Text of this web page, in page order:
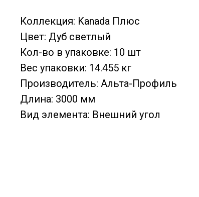
Коллекция: Kanada Плюс
Цвет: Дуб светлый
Кол-во в упаковке: 10 шт
Вес упаковки: 14.455 кг
Производитель: Альта-Профиль
Длина: 3000 мм
Вид элемента: Внешний угол